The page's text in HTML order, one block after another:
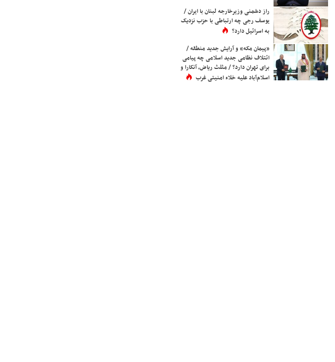
راز دشمنی وزیرخارجه لبنان با ایران /
یوسف رجی چه ارتباطی با حزب نزدیک
به اسرائیل دارد؟
«پیمان مکه» و آرایش جدید منطقه /
ائتلاف نظامی جدید اسلامی چه پیامی
برای تهران دارد؟ / مثلث ریاض، آنکارا و
اسلام‌آباد علیه خلاء امنیتی غرب